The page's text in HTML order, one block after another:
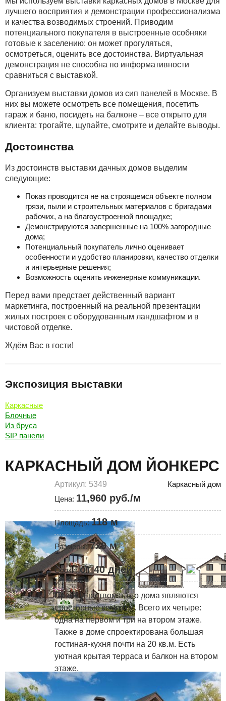
лучшего восприятия и демонстрации профессионализма
и качества возводимых строений. Приводим
потенциального покупателя в выстроенные особняки
готовые к заселению: он может прогуляться,
осмотреться, оценить все достоинства. Виртуальная
демонстрация не способна по информативности
сравниться с выставкой.
Организуем выставки домов из сип панелей в Москве. В
них вы можете осмотреть все помещения, посетить
гараж и баню, посидеть на балконе – все открыто для
клиента: трогайте, щупайте, смотрите и делайте выводы.
Достоинства
Из достоинств выставки дачных домов выделим
следующие:
Показ проводится не на строящемся объекте полном
грязи, пыли и строительных материалов с бригадами
рабочих, а на благоустроенной площадке;
Демонстрируются завершенные на 100% загородные
дома;
Потенциальный покупатель лично оценивает
особенности и удобство планировки, качество отделки
и интерьерные решения;
Возможность оценить инженерные коммуникации.
Перед вами предстает действенный вариант
маркетинга, построенный на реальной презентации
жилых построек с оборудованным ландшафтом и в
чистовой отделке.
Ждём Вас в гости!
Экспозиция выставки
Каркасные
Блочные
Из бруса
SIP панели
КАРКАСНЫЙ ДОМ ЙОНКЕРС
Артикул: 5349
Каркасный дом
Цена: 11,960 руб./м
Площадь:118 м
Размеры:7x9 м
Сроки:от 40 дней
Преимуществом этого дома являются
просторные комнаты. Всего их четыре:
одна на первом и три на втором этаже.
Также в доме спроектирована большая
гостиная-кухня почти на 20 кв.м. Есть
уютная крытая терраса и балкон на втором
этаже.